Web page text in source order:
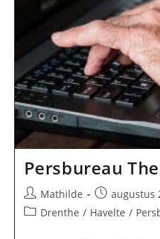
Persbureau
Bericht
auteur:
Mathilde
Bericht
gepubliceerd
augustus
Berichtcategorie:
Drenthe / Havelte /